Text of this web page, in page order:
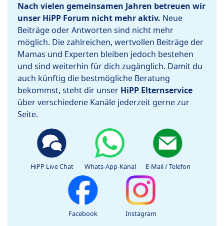
Nach vielen gemeinsamen Jahren betreuen wir
unser HiPP Forum nicht mehr aktiv. Neue
Beiträge oder Antworten sind nicht mehr
möglich. Die zahlreichen, wertvollen Beiträge der
Mamas und Experten bleiben jedoch bestehen
und sind weiterhin für dich zugänglich. Damit du
auch künftig die bestmögliche Beratung
bekommst, steht dir unser HiPP Elternservice
über verschiedene Kanäle jederzeit gerne zur
Seite.
HiPP Live Chat Whats-App-Kanal E-Mail / Telefon
Facebook Instagram